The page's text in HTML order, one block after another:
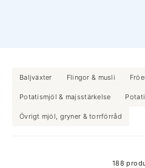
Baljväxter Flingor & musli
Potatismjöl & majsstärkelse
Övrigt mjöl, gryner & torrförråd
188